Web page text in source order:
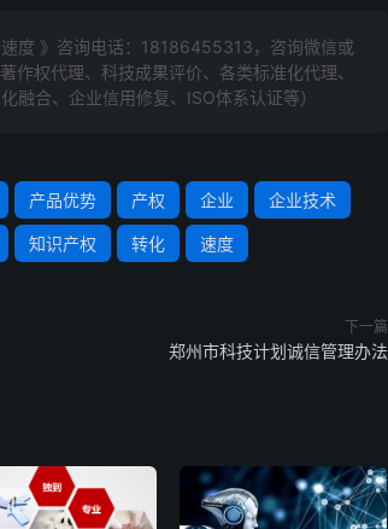
度 》咨询电话： 18186455313 ，咨询微信或
权代理、科技成果评价、各类标准化代理、
融合、企业信用修复、ISO体系认证等）
产品优势 产权 企业 企业技术
知识产权 转化 速度
下一篇
郑州市科技计划诚信管理办法